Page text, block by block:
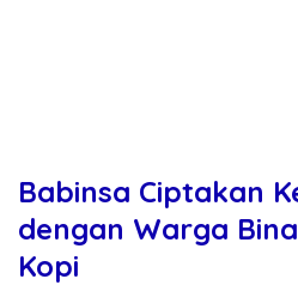
Babinsa Ciptakan
dengan Warga
Kopi